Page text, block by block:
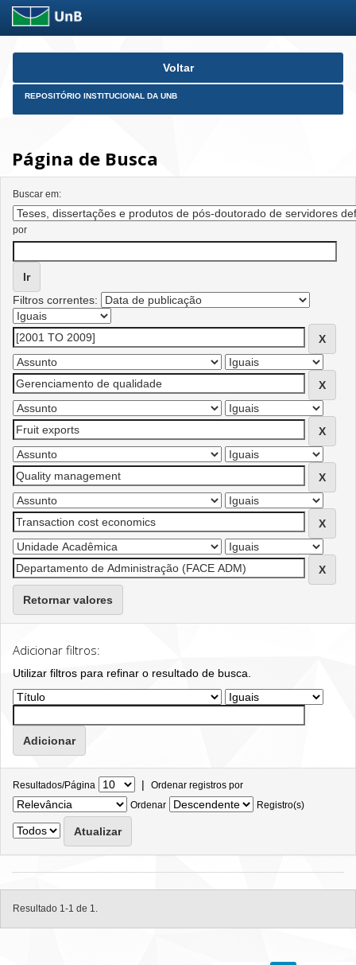
Skip
Voltar
REPOSITÓRIO INSTITUCIONAL DA UNB
Página de Busca
Buscar em:
por
Filtros correntes:
Retornar valores
Adicionar filtros:
Utilizar filtros para refinar o resultado de busca.
Resultados/Página | Ordenar registros por
Ordenar
Registro(s)
Resultado 1-1 de 1.